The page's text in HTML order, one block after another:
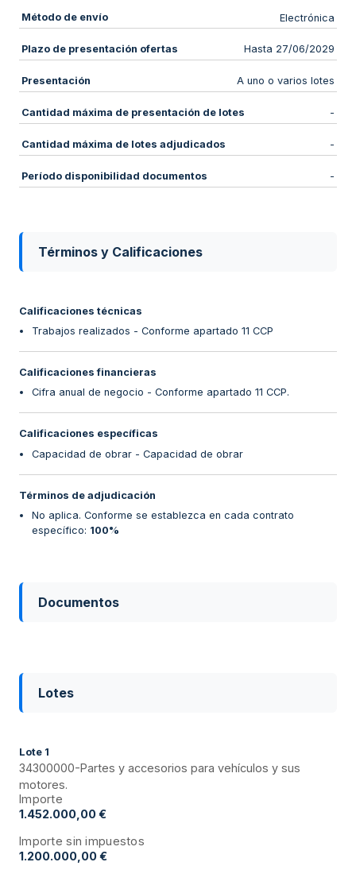
Método de envío Electrónica
Plazo de presentación ofertas Hasta 27/06/2029
Presentación A uno o varios lotes
Cantidad máxima de presentación de lotes -
Cantidad máxima de lotes adjudicados -
Período disponibilidad documentos -
Términos y Calificaciones
Calificaciones técnicas
Trabajos realizados - Conforme apartado 11 CCP
Calificaciones financieras
Cifra anual de negocio - Conforme apartado 11 CCP.
Calificaciones específicas
Capacidad de obrar - Capacidad de obrar
Términos de adjudicación
No aplica. Conforme se establezca en cada contrato
específico: 100%
Documentos
Lotes
Lote 1
34300000-Partes y accesorios para vehículos y sus
motores.
Importe
1.452.000,00 €
Importe sin impuestos
1.200.000,00 €